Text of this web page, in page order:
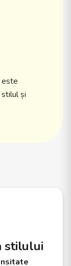
este
și
stilului